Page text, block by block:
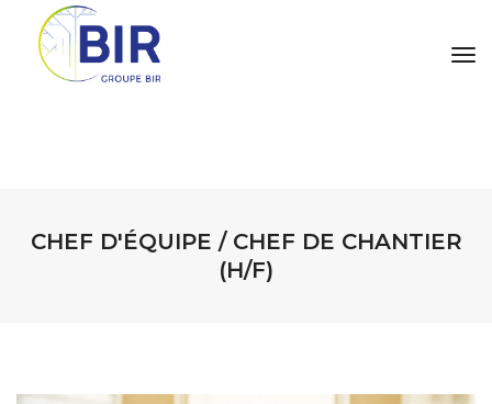
CHEF D'ÉQUIPE / CHEF DE CHANTIER
(H/F)